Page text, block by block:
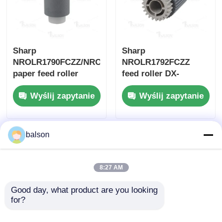
Chip tonera Kyocera
Chip do tonera Samsung
Układ scalony do tonera Canon
Chip do tonera OKI
Chip tonera Brother
Sharp
NROLR1790FCZZ/NROLR1790FCZ1
paper feed roller
Wyślij zapytanie
Sharp
NROLR1792FCZZ
feed roller DX-
C310/C311/C400/C401
Wyślij zapytanie
balson
8:27 AM
Good day, what product are you looking
for?